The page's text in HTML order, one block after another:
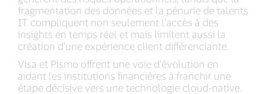
fragmentation des données et la pénurie de talents
IT compliquent non seulement l’accès à des
insights en temps réel et mais limitent aussi la
création d'une expérience client différenciante.
Visa et Pismo offrent une voie d’évolution en
aidant les institutions financières à franchir une
étape décisive vers une technologie cloud-native.